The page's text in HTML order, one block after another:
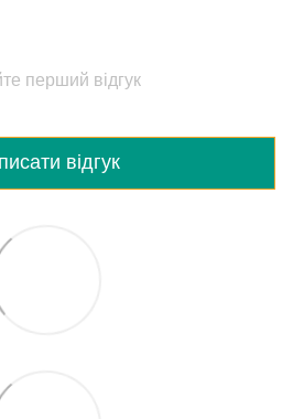
перший відгук
відгук